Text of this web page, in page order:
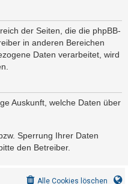
der Seiten, die die phpBB-
in anderen Bereichen
Daten verarbeitet, wird
Auskunft, welche Daten über
Sperrung Ihrer Daten
den Betreiber.
Alle Cookies löschen